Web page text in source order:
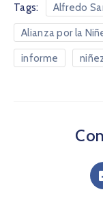
Tags: Alfredo
Alianza por la
informe